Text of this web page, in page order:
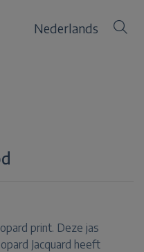
Nederlands
print. Deze jas
Jacquard heeft